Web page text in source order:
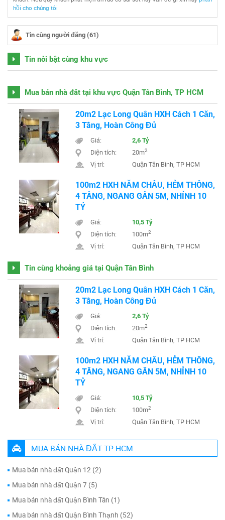
hồi cho chúng tôi
Tin cùng người đăng (61)
Tin nổi bật cùng khu vực
Mua bán nhà đất tại khu vực Quận Tân Bình, TP HCM
20m2 Lạc Long Quân HXH Cách 1 Căn,
3 Tầng, Hoàn Công Đủ
Giá: 2,6 Tỷ
Diện tích: 20m2
Vị trí: Quận Tân Bình, TP HCM
100m2 HXH NĂM CHÂU, HẺM THÔNG,
4 TẦNG, NGANG GẦN 5M, NHỈNH 10
TỶ
Giá: 10,5 Tỷ
Diện tích: 100m2
Vị trí: Quận Tân Bình, TP HCM
Tin cùng khoảng giá tại Quận Tân Bình
20m2 Lạc Long Quân HXH Cách 1 Căn,
3 Tầng, Hoàn Công Đủ
Giá: 2,6 Tỷ
Diện tích: 20m2
Vị trí: Quận Tân Bình, TP HCM
100m2 HXH NĂM CHÂU, HẺM THÔNG,
4 TẦNG, NGANG GẦN 5M, NHỈNH 10
TỶ
Giá: 10,5 Tỷ
Diện tích: 100m2
Vị trí: Quận Tân Bình, TP HCM
MUA BÁN NHÀ ĐẤT TP HCM
Mua bán nhà đất Quận 12 (2)
Mua bán nhà đất Quận 7 (5)
Mua bán nhà đất Quận Bình Tân (1)
Mua bán nhà đất Quận Bình Thạnh (52)